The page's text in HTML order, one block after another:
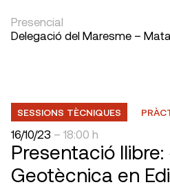
Presencial
Delegació del Maresme –
SESSIONS TÈCNIQUES
16/10/23 – 18:00 h
Presentació
Geotècnica en